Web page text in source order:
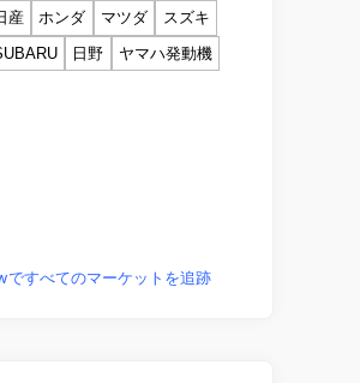
産 ホンダ マツダ
スズキ
日野 ヤマハ発動機
すべてのマーケットを追跡